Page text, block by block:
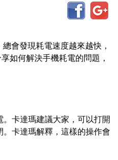
會發現耗電速度越來越快，
如何解決手機耗電的問題，
卡達瑪建議大家，可以打開
卡達瑪解釋，這樣的操作會